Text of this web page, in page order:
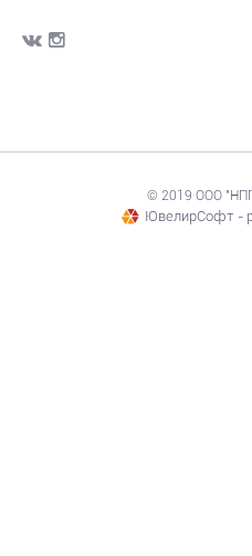
© 2019 ООО
ЮвелирСофт -